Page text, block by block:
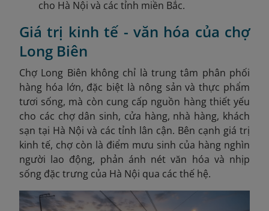
cho Hà Nội và các tỉnh miền Bắc.
Giá trị kinh tế - văn hóa của chợ
Long Biên
Chợ Long Biên không chỉ là trung tâm phân phối
hàng hóa lớn, đặc biệt là nông sản và thực phẩm
tươi sống, mà còn cung cấp nguồn hàng thiết yếu
cho các chợ dân sinh, cửa hàng, nhà hàng, khách
sạn tại Hà Nội và các tỉnh lân cận. Bên cạnh giá trị
kinh tế, chợ còn là điểm mưu sinh của hàng nghìn
người lao động, phản ánh nét văn hóa và nhịp
sống đặc trưng của Hà Nội qua các thế hệ.